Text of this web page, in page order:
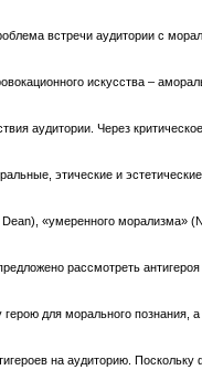
встречи аудитории с
искусства –
аудитории. Через
этические и
«умеренного морализма»
рассмотреть
для морального познания,
на аудиторию.